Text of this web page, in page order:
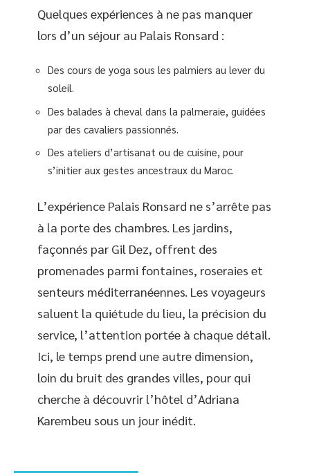
Quelques expériences à ne pas manquer
lors d’un séjour au Palais Ronsard :
Des cours de yoga sous les palmiers au lever du
soleil.
Des balades à cheval dans la palmeraie, guidées
par des cavaliers passionnés.
Des ateliers d’artisanat ou de cuisine, pour
s’initier aux gestes ancestraux du Maroc.
L’expérience Palais Ronsard ne s’arrête pas
à la porte des chambres. Les jardins,
façonnés par Gil Dez, offrent des
promenades parmi fontaines, roseraies et
senteurs méditerranéennes. Les voyageurs
saluent la quiétude du lieu, la précision du
service, l’attention portée à chaque détail.
Ici, le temps prend une autre dimension,
loin du bruit des grandes villes, pour qui
cherche à découvrir l’hôtel d’Adriana
Karembeu sous un jour inédit.